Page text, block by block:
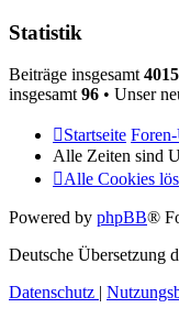
Statistik
Beiträge insgesamt 4015
insgesamt 96 • Unser
Startseite
Alle Zeiten sind
Alle Cookies
Powered by phpBB®
Deutsche Übersetzung
Datenschutz |